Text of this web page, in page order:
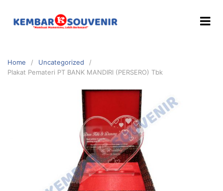
Home
Uncategorized
Plakat Pemateri PT BANK MANDIRI (PERSERO) Tbk